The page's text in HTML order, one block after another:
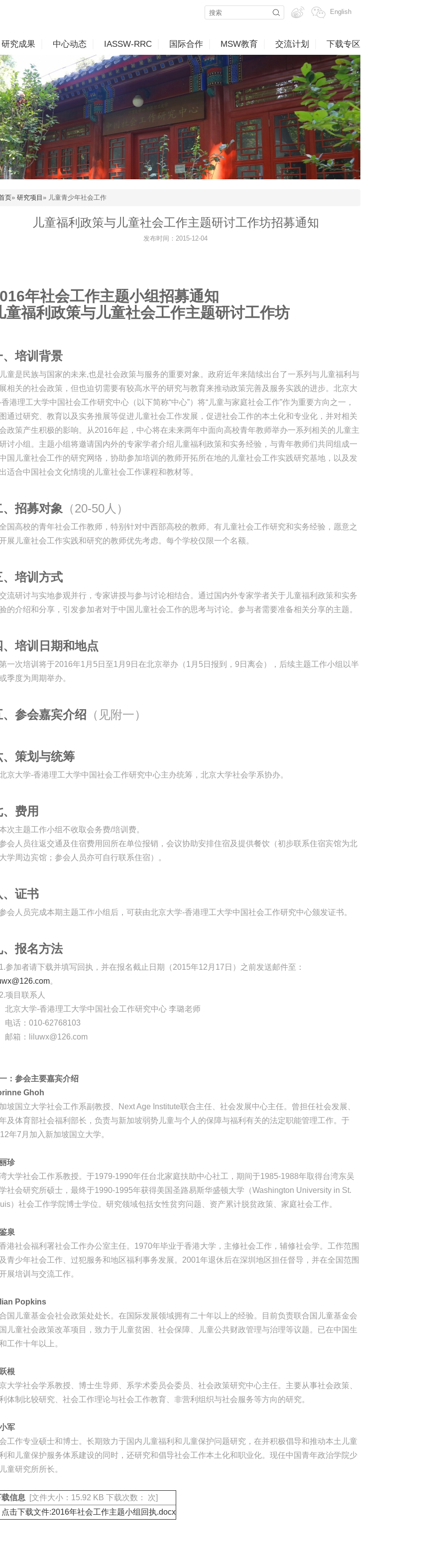
English
研究成果 中心动态 IASSW-RRC 国际合作 MSW教育 交流计划 下载专区
页» 研究项目 » 儿童青少年社会工作
儿童福利政策与儿童社会工作主题研讨工作坊招募通知
发布时间：2015-12-04
年社会工作主题小组招募通知
童福利政策与儿童社会工作主题研讨工作坊
、培训背景
儿童是民族与国家的未来,也是社会政策与服务的重要对象。政府近年来陆续出台了一系列与儿童福利与
相关的社会政策，但也迫切需要有较高水平的研究与教育来推动政策完善及服务实践的进步。北京大
港理工大学中国社会工作研究中心（以下简称“中心”）将“儿童与家庭社会工作”作为重要方向之一，
通过研究、教育以及实务推展等促进儿童社会工作发展，促进社会工作的本土化和专业化，并对相关
政策产生积极的影响。从2016年起，中心将在未来两年中面向高校青年教师举办一系列相关的儿童主
讨小组。主题小组将邀请国内外的专家学者介绍儿童福利政策和实务经验，与青年教师们共同组成一
国儿童社会工作的研究网络，协助参加培训的教师开拓所在地的儿童社会工作实践研究基地，以及发
适合中国社会文化情境的儿童社会工作课程和教材等。
、招募对象 （20-50人）
国高校的青年社会工作教师，特别针对中西部高校的教师。有儿童社会工作研究和实务经验，愿意之
展儿童社会工作实践和研究的教师优先考虑。每个学校仅限一个名额。
、培训方式
流研讨与实地参观并行，专家讲授与参与讨论相结合。通过国内外专家学者关于儿童福利政策和实务
的介绍和分享，引发参加者对于中国儿童社会工作的思考与讨论。参与者需要准备相关分享的主题。
、培训日期和地点
一次培训将于2016年1月5日至1月9日在北京举办（1月5日报到，9日离会），后续主题工作小组以半
季度为周期举办。
、参会嘉宾介绍 （见附一）
、策划与统筹
京大学-香港理工大学中国社会工作研究中心主办统筹，北京大学社会学系协办。
、费用
次主题工作小组不收取会务费/培训费。
会人员往返交通及住宿费用回所在单位报销，会议协助安排住宿及提供餐饮（初步联系住宿宾馆为北
学周边宾馆；参会人员亦可自行联系住宿）。
、证书
会人员完成本期主题工作小组后，可获由北京大学-香港理工大学中国社会工作研究中心颁发证书。
、报名方法
参加者请下载并填写回执，并在报名截止日期（2015年12月17日）之前发送邮件至：
。
项目联系人
京大学-香港理工大学中国社会工作研究中心 李璐老师
话：010-62768103
箱：liluwx@126.com
：参会主要嘉宾介绍
Ghoh
坡国立大学社会工作系副教授、Next Age Institute联合主任、社会发展中心主任。曾担任社会发展、
及体育部社会福利部长，负责与新加坡弱势儿童与个人的保障与福利有关的法定职能管理工作。于
年7月加入新加坡国立大学。
珍
大学社会工作系教授。于1979-1990年任台北家庭扶助中心社工，期间于1985-1988年取得台湾东吴
社会研究所硕士，最终于1990-1995年获得美国圣路易斯华盛顿大学（Washington University in St.
）社会工作学院博士学位。研究领域包括女性贫穷问题、资产累计脱贫政策、家庭社会工作。
泉
港社会福利署社会工作办公室主任。1970年毕业于香港大学，主修社会工作，辅修社会学。工作范围
青少年社会工作、过犯服务和地区福利事务发展。2001年退休后在深圳地区担任督导，并在全国范围
展培训与交流工作。
Popkins
国儿童基金会社会政策处处长。在国际发展领域拥有二十年以上的经验。目前负责联合国儿童基金会
儿童社会政策改革项目，致力于儿童贫困、社会保障、儿童公共财政管理与治理等议题。已在中国生
工作十年以上。
根
大学社会学系教授、博士生导师、系学术委员会委员、社会政策研究中心主任。主要从事社会政策、
体制比较研究、社会工作理论与社会工作教育、非营利组织与社会服务等方向的研究。
军
工作专业硕士和博士。长期致力于国内儿童福利和儿童保护问题研究，在并积极倡导和推动本土儿童
和儿童保护服务体系建设的同时，还研究和倡导社会工作本土化和职业化。现任中国青年政治学院少
童研究所所长。
信息 [文件大小：15.92 KB 下载次数： 次]
点击下载文件:2016年社会工作主题小组回执.docx